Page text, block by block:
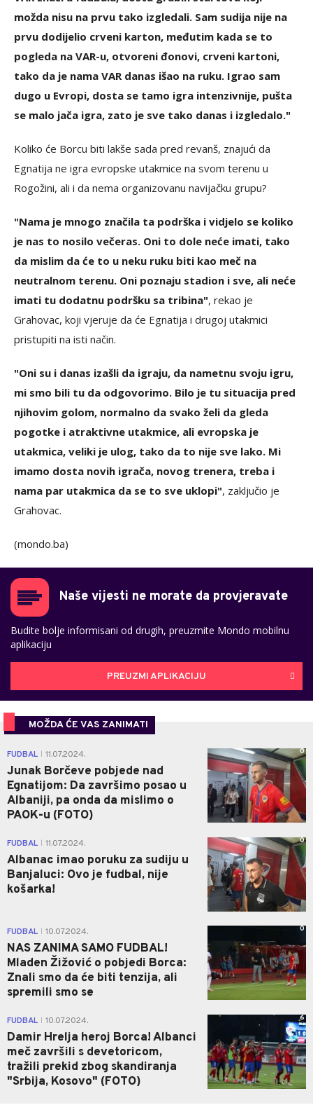
možda nisu na prvu tako izgledali. Sam sudija nije na
prvu dodijelio crveni karton, međutim kada se to
pogleda na VAR-u, otvoreni đonovi, crveni kartoni,
tako da je nama VAR danas išao na ruku. Igrao sam
dugo u Evropi, dosta se tamo igra intenzivnije, pušta
se malo jača igra, zato je sve tako danas i izgledalo."
Koliko će Borcu biti lakše sada pred revanš, znajući da
Egnatija ne igra evropske utakmice na svom terenu u
Rogožini, ali i da nema organizovanu navijačku grupu?
"Nama je mnogo značila ta podrška i vidjelo se koliko
je nas to nosilo večeras. Oni to dole neće imati, tako
da mislim da će to u neku ruku biti kao meč na
neutralnom terenu. Oni poznaju stadion i sve, ali neće
imati tu dodatnu podršku sa tribina", rekao je
Grahovac, koji vjeruje da će Egnatija i drugoj utakmici
pristupiti na isti način.
"Oni su i danas izašli da igraju, da nametnu svoju igru,
mi smo bili tu da odgovorimo. Bilo je tu situacija pred
njihovim golom, normalno da svako želi da gleda
pogotke i atraktivne utakmice, ali evropska je
utakmica, veliki je ulog, tako da to nije sve lako. Mi
imamo dosta novih igrača, novog trenera, treba i
nama par utakmica da se to sve uklopi", zaključio je
Grahovac.
(mondo.ba)
Naše vijesti ne morate da provjeravate
Budite bolje informisani od drugih, preuzmite Mondo mobilnu
aplikaciju
PREUZMI APLIKACIJU
MOŽDA ĆE VAS ZANIMATI
FUDBAL 11.07.2024.
Junak Borčeve pobjede nad
Egnatijom: Da završimo posao u
Albaniji, pa onda da mislimo o
PAOK-u (FOTO)
0
FUDBAL 11.07.2024.
Albanac imao poruku za sudiju u
Banjaluci: Ovo je fudbal, nije
košarka!
0
FUDBAL 10.07.2024.
NAS ZANIMA SAMO FUDBAL!
Mladen Žižović o pobjedi Borca:
Znali smo da će biti tenzija, ali
spremili smo se
0
FUDBAL 10.07.2024.
Damir Hrelja heroj Borca! Albanci
meč završili s devetoricom,
tražili prekid zbog skandiranja
"Srbija, Kosovo" (FOTO)
6